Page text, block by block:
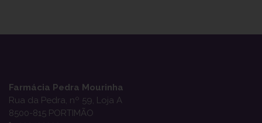
Farmácia Pedra Mourinha
Rua da Pedra, nº 59, Loja A
8500-815 PORTIMÃO